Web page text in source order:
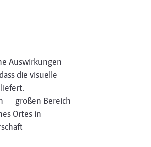
die visuelle
liefert.
großen Bereich
Ortes in